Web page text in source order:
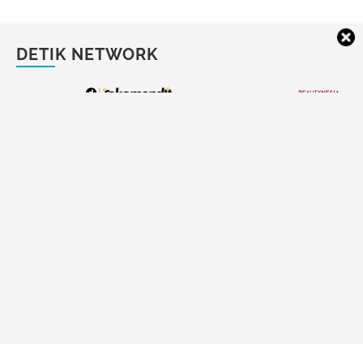
DETIK NETWORK
Marathon Drama Korea
5 Cara Mengenali Orang